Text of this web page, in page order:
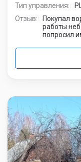
Тип управления:
Отзыв:
Покупал
работы
попросил